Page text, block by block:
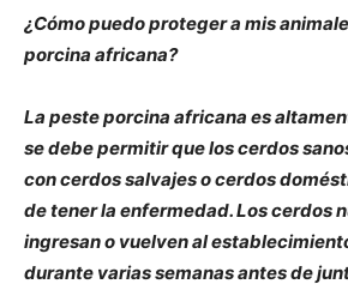
¿Cómo puedo proteger a mis
porcina africana?
La peste porcina africana es
se debe permitir que los cerdos
con cerdos salvajes o cerdos
de tener la enfermedad. Los cerdos
ingresan o vuelven al
durante varias semanas antes de